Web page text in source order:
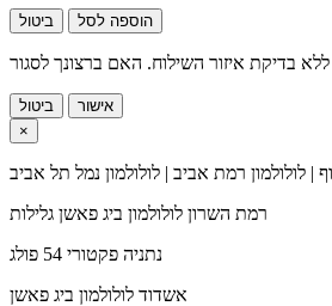
ביטול הוספה לסל
ביטול
אישור
×
| לולולמון רמת אביב | לולולמון נמל תל אביב
רמת השרון לולולמון ביג פאשן גלילות
נתניה פקטורי 54 פולג
אשדוד לולולמון ביג פאשן